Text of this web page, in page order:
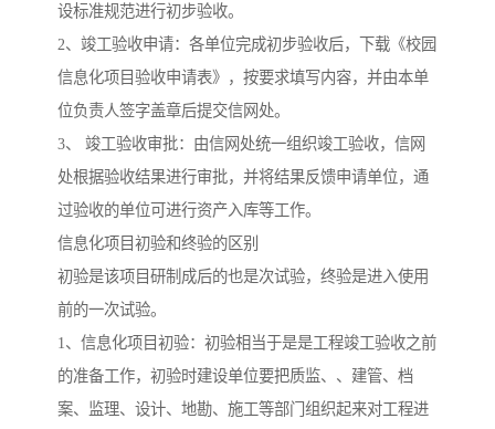
设标准规范进行初步验收。
2、竣工验收申请：各单位完成初步验收后，下载《校园
信息化项目验收申请表》，按要求填写内容，并由本单
位负责人签字盖章后提交信网处。
3、 竣工验收审批：由信网处统一组织竣工验收，信网
处根据验收结果进行审批，并将结果反馈申请单位，通
过验收的单位可进行资产入库等工作。
信息化项目初验和终验的区别
初验是该项目研制成后的也是次试验，终验是进入使用
前的一次试验。
1、信息化项目初验：初验相当于是是工程竣工验收之前
的准备工作，初验时建设单位要把质监、、建管、档
案、监理、设计、地勘、施工等部门组织起来对工程进